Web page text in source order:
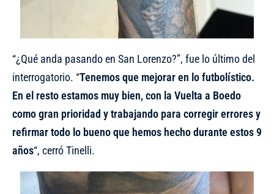
“¿Qué anda pasando en San Lorenzo?”, fue lo último del
interrogatorio. “Tenemos que mejorar en lo futbolístico.
En el resto estamos muy bien, con la Vuelta a Boedo
como gran prioridad y trabajando para corregir errores y
refirmar todo lo bueno que hemos hecho durante estos 9
años“, cerró Tinelli.